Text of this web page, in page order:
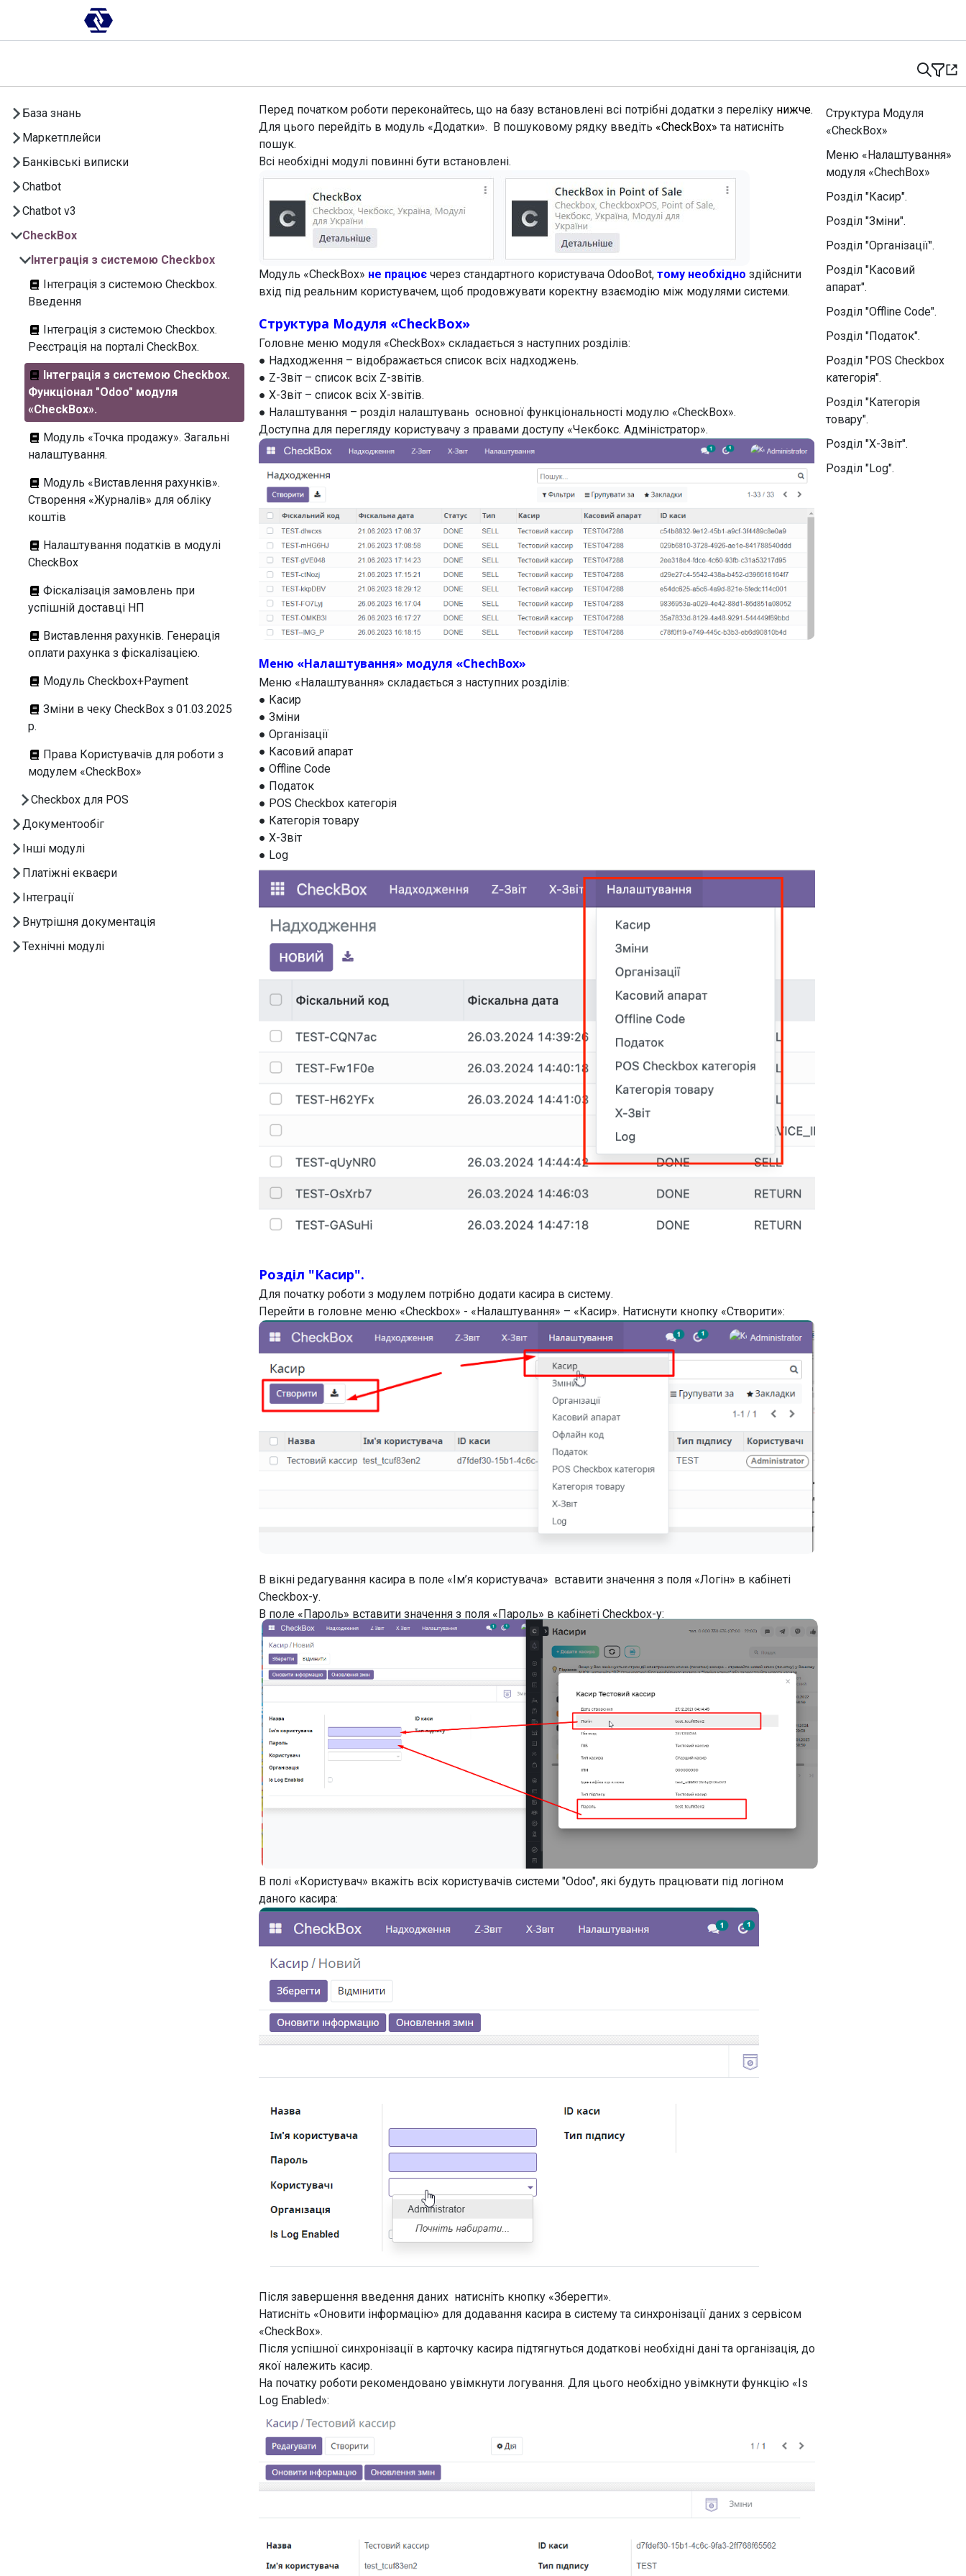
База знань
Маркетплейси
Банківські виписки
Chatbot
Chatbot v3
CheckBox
Інтеграція з системою Checkbox
Інтеграція з системою Checkbox.
Введення
Інтеграція з системою Checkbox.
Реєстрація на порталі CheckBox.
Інтеграція з системою Checkbox.
Функціонал "Odoo" модуля
«CheckBox».
Модуль «Точка продажу». Загальні
налаштування.
Модуль «Виставлення рахунків».
Створення «Журналів» для обліку
коштів
Налаштування податків в модулі
CheckBox
Фіскалізація замовлень при
успішній доставці НП
Виставлення рахунків. Генерація
оплати рахунка з фіскалізацією.
Модуль Checkbox+Payment
Зміни в чеку CheckBox з 01.03.2025
р.
Права Користувачів для роботи з
модулем «CheckBox»
Checkbox для POS
Документообіг
Інші модулі
Платіжні екваєри
Інтеграції
Внутрішня документація
Технічні модулі
Перед початком роботи переконайтесь, що на базу встановлені всі потрібні додатки з переліку нижче.
Для цього перейдіть в модуль «Додатки». В пошуковому рядку введіть «CheckBox» та натисніть
пошук.
Всі необхідні модулі повинні бути встановлені.
Модуль «CheckBox» не працює через стандартного користувача OdooBot, тому необхідно здійснити
вхід під реальним користувачем, щоб продовжувати коректну взаємодію між модулями системи.
Структура Модуля «CheckBox»
Головне меню модуля «CheckBox» складається з наступних розділів:
● Надходження – відображається список всіх надходжень.
● Z-Звіт – список всіх Z-звітів.
● X-Звіт – список всіх X-звітів.
● Налаштування – розділ налаштувань основної функціональності модулю «CheckBox».
Доступна для перегляду користувачу з правами доступу «Чекбокс. Адміністратор».
Меню «Налаштування» модуля «ChechBox»
Меню «Налаштування» складається з наступних розділів:
● Касир
● Зміни
● Організації
● Касовий апарат
● Offline Code
● Податок
● POS Checkbox категорія
● Категорія товару
● X-Звіт
● Log
Розділ "Касир".
Для початку роботи з модулем потрібно додати касира в систему.
Перейти в головне меню «Checkbox» - «Налаштування» – «Касир». Натиснути кнопку «Створити»:
В вікні редагування касира в поле «Ім’я користувача» вставити значення з поля «Логін» в кабінеті
Checkbox-у.
В поле «Пароль» вставити значення з поля «Пароль» в кабінеті Checkbox-у:
В полі «Користувач» вкажіть всіх користувачів системи "Odoo", які будуть працювати під логіном
даного касира:
Після завершення введення даних натисніть кнопку «Зберегти».
Натисніть «Оновити інформацію» для додавання касира в систему та синхронізації даних з сервісом
«CheckBox».
Після успішної синхронізації в карточку касира підтягнуться додаткові необхідні дані та організація, до
якої належить касир.
На початку роботи рекомендовано увімкнути логування. Для цього необхідно увімкнути функцію «Is
Log Enabled»:
Структура Модуля
«CheckBox»
Меню «Налаштування»
модуля «ChechBox»
Розділ "Касир".
Розділ "Зміни".
Розділ "Організації".
Розділ "Касовий
апарат".
Розділ "Offline Code".
Розділ "Податок".
Розділ "POS Checkbox
категорія".
Розділ "Категорія
товару".
Розділ "X-Звіт".
Розділ "Log".